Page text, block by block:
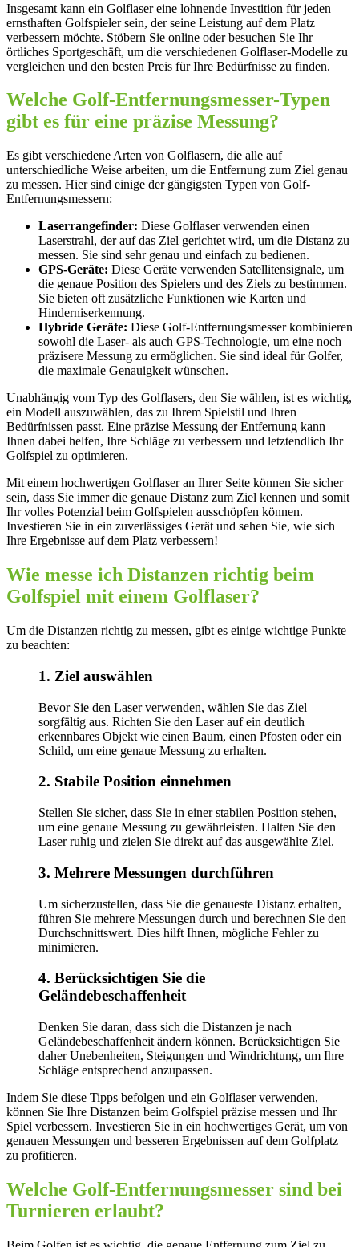
Insgesamt kann ein Golflaser eine lohnende Investition für jeden
ernsthaften Golfspieler sein, der seine Leistung auf dem Platz
verbessern möchte. Stöbern Sie online oder besuchen Sie Ihr
örtliches Sportgeschäft, um die verschiedenen Golflaser-Modelle zu
vergleichen und den besten Preis für Ihre Bedürfnisse zu finden.
Welche Golf-Entfernungsmesser-Typen
gibt es für eine präzise Messung?
Es gibt verschiedene Arten von Golflasern, die alle auf
unterschiedliche Weise arbeiten, um die Entfernung zum Ziel genau
zu messen. Hier sind einige der gängigsten Typen von Golf-
Entfernungsmessern:
Laserrangefinder: Diese Golflaser verwenden einen
Laserstrahl, der auf das Ziel gerichtet wird, um die Distanz zu
messen. Sie sind sehr genau und einfach zu bedienen.
GPS-Geräte: Diese Geräte verwenden Satellitensignale, um
die genaue Position des Spielers und des Ziels zu bestimmen.
Sie bieten oft zusätzliche Funktionen wie Karten und
Hinderniserkennung.
Hybride Geräte: Diese Golf-Entfernungsmesser kombinieren
sowohl die Laser- als auch GPS-Technologie, um eine noch
präzisere Messung zu ermöglichen. Sie sind ideal für Golfer,
die maximale Genauigkeit wünschen.
Unabhängig vom Typ des Golflasers, den Sie wählen, ist es wichtig,
ein Modell auszuwählen, das zu Ihrem Spielstil und Ihren
Bedürfnissen passt. Eine präzise Messung der Entfernung kann
Ihnen dabei helfen, Ihre Schläge zu verbessern und letztendlich Ihr
Golfspiel zu optimieren.
Mit einem hochwertigen Golflaser an Ihrer Seite können Sie sicher
sein, dass Sie immer die genaue Distanz zum Ziel kennen und somit
Ihr volles Potenzial beim Golfspielen ausschöpfen können.
Investieren Sie in ein zuverlässiges Gerät und sehen Sie, wie sich
Ihre Ergebnisse auf dem Platz verbessern!
Wie messe ich Distanzen richtig beim
Golfspiel mit einem Golflaser?
Um die Distanzen richtig zu messen, gibt es einige wichtige Punkte
zu beachten:
1. Ziel auswählen
Bevor Sie den Laser verwenden, wählen Sie das Ziel
sorgfältig aus. Richten Sie den Laser auf ein deutlich
erkennbares Objekt wie einen Baum, einen Pfosten oder ein
Schild, um eine genaue Messung zu erhalten.
2. Stabile Position einnehmen
Stellen Sie sicher, dass Sie in einer stabilen Position stehen,
um eine genaue Messung zu gewährleisten. Halten Sie den
Laser ruhig und zielen Sie direkt auf das ausgewählte Ziel.
3. Mehrere Messungen durchführen
Um sicherzustellen, dass Sie die genaueste Distanz erhalten,
führen Sie mehrere Messungen durch und berechnen Sie den
Durchschnittswert. Dies hilft Ihnen, mögliche Fehler zu
minimieren.
4. Berücksichtigen Sie die
Geländebeschaffenheit
Denken Sie daran, dass sich die Distanzen je nach
Geländebeschaffenheit ändern können. Berücksichtigen Sie
daher Unebenheiten, Steigungen und Windrichtung, um Ihre
Schläge entsprechend anzupassen.
Indem Sie diese Tipps befolgen und ein Golflaser verwenden,
können Sie Ihre Distanzen beim Golfspiel präzise messen und Ihr
Spiel verbessern. Investieren Sie in ein hochwertiges Gerät, um von
genauen Messungen und besseren Ergebnissen auf dem Golfplatz
zu profitieren.
Welche Golf-Entfernungsmesser sind bei
Turnieren erlaubt?